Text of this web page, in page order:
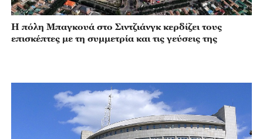
Η πόλη Μπαγκουά στο Σιντζιάνγκ κερδίζει τους
επισκέπτες με τη συμμετρία και τις γεύσεις της